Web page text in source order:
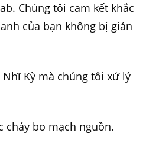
Chúng tôi cam kết khắc
của bạn không bị gián
Kỳ mà chúng tôi xử lý
cháy bo mạch nguồn.